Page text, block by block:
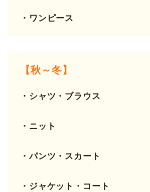
・ワンピース
【秋～冬】
・シャツ・ブラウス
・ニット
・パンツ・スカート
・ジャケット・コート